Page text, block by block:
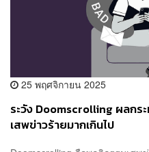
25 พฤศจิกายน 2025
ระวัง Doomscrolling ผลกร
เสพข่าวร้ายมากเกินไป